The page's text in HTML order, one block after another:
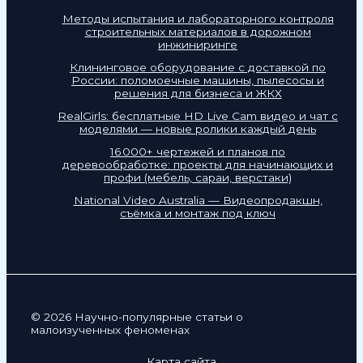
Методы испытания и лабораторного контроля
строительных материалов в дорожном
инжиниринге
Клининговое оборудование с доставкой по
России: поломоечные машины, пылесосы и
решения для бизнеса и ЖКХ
RealGirls: бесплатные HD Live Cam видео и чат с
моделями — новые ролики каждый день
16 000+ чертежей и планов по
деревообработке: проекты для начинающих и
профи (мебель, сараи, верстаки)
National Video Australia — Видеопродакшн,
съёмка и монтаж под ключ
© 2026 Научно-популярные статьи о
малоизученных феноменах